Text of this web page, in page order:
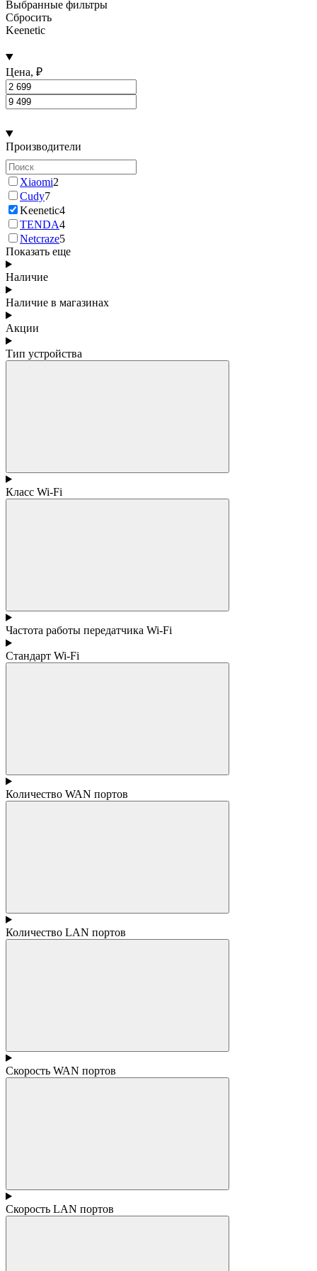
Выбранные фильтры
Сбросить
Keenetic
Цена, ₽
Производители
Xiaomi2
Cudy7
Keenetic4
TENDA4
Netcraze5
Показать еще
Наличие
Наличие в магазинах
Акции
Тип устройства
Класс Wi-Fi
Частота работы передатчика Wi-Fi
Стандарт Wi-Fi
Количество WAN портов
Количество LAN портов
Скорость WAN портов
Скорость LAN портов